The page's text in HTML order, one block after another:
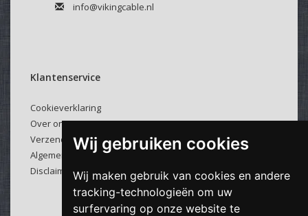
Wij gebruiken cookies
Wij maken gebruik van cookies en andere
tracking-technologieën om uw
surfervaring op onze website te
info@vikingcable.nl
Klantenservice
Cookieverklaring
Over ons
Verzenden & retourneren
Algemene voorwaarden
Disclaimer